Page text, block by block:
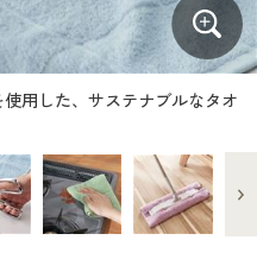
文
文
用した、サステナブルなタオ